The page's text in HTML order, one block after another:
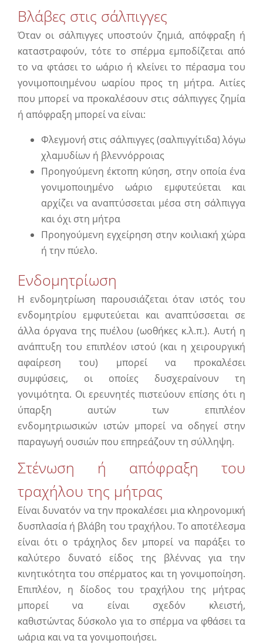
Βλάβες στις σάλπιγγες
Όταν οι σάλπιγγες υποστούν ζημιά, απόφραξη ή
καταστραφούν, τότε το σπέρμα εμποδίζεται από
το να φτάσει το ωάριο ή κλείνει το πέρασμα του
γονιμοποιημένου ωαρίου προς τη μήτρα. Αιτίες
που μπορεί να προκαλέσουν στις σάλπιγγες ζημία
ή απόφραξη μπορεί να είναι:
Φλεγμονή στις σάλπιγγες (σαλπιγγίτιδα) λόγω
χλαμυδίων ή βλεννόρροιας
Προηγούμενη έκτοπη κύηση, στην οποία ένα
γονιμοποιημένο ωάριο εμφυτεύεται και
αρχίζει να αναπτύσσεται μέσα στη σάλπιγγα
και όχι στη μήτρα
Προηγούμενη εγχείρηση στην κοιλιακή χώρα
ή την πύελο.
Ενδομητρίωση
Η ενδομητρίωση παρουσιάζεται όταν ιστός του
ενδομητρίου εμφυτεύεται και αναπτύσσεται σε
άλλα όργανα της πυέλου (ωοθήκες κ.λ.π.). Αυτή η
ανάπτυξη του επιπλέον ιστού (και η χειρουργική
αφαίρεση του) μπορεί να προκαλέσει
συμφύσεις, οι οποίες δυσχεραίνουν τη
γονιμότητα. Οι ερευνητές πιστεύουν επίσης ότι η
ύπαρξη αυτών των επιπλέον
ενδομητριωσικών ιστών μπορεί να οδηγεί στην
παραγωγή ουσιών που επηρεάζουν τη σύλληψη.
Στένωση ή απόφραξη του
τραχήλου της μήτρας
Είναι δυνατόν να την προκαλέσει μια κληρονομική
δυσπλασία ή βλάβη του τραχήλου. Το αποτέλεσμα
είναι ότι ο τράχηλος δεν μπορεί να παράξει το
καλύτερο δυνατό είδος της βλέννας για την
κινητικότητα του σπέρματος και τη γονιμοποίηση.
Επιπλέον, η δίοδος του τραχήλου της μήτρας
μπορεί να είναι σχεδόν κλειστή,
καθιστώντας δύσκολο για το σπέρμα να φθάσει τα
ωάρια και να τα γονιμοποιήσει.